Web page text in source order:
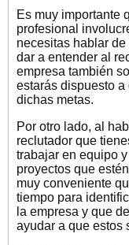
Es muy importante
profesional
necesitas hablar
dar a entender al
empresa también
estarás dispuesto
dichas metas.
Por otro lado, al
reclutador que
trabajar en equipo
proyectos que
muy conveniente
tiempo para
la empresa y que
ayudar a que estos